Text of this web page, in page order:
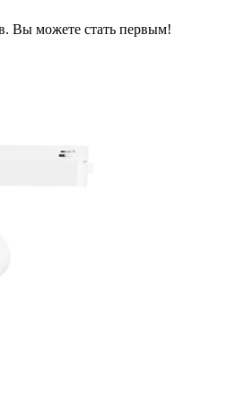
Вы можете стать первым!